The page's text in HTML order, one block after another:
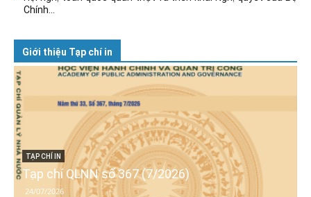
Chính...
Giới thiệu Tạp chí in
TẠP CHÍ IN
Tạp chí QLNN số 367 (7/2026)
24/07/2026